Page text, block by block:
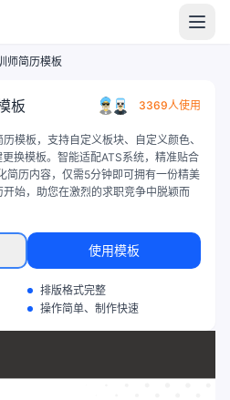
师简历模板
板 3369人使用
模板，支持自定义板块、自定义颜色、
换模板。智能适配ATS系统，精准贴合
简历内容，仅需5分钟即可拥有一份精美
始，助您在激烈的求职竞争中脱颖而
使用模板
排版格式完整
操作简单、制作快速